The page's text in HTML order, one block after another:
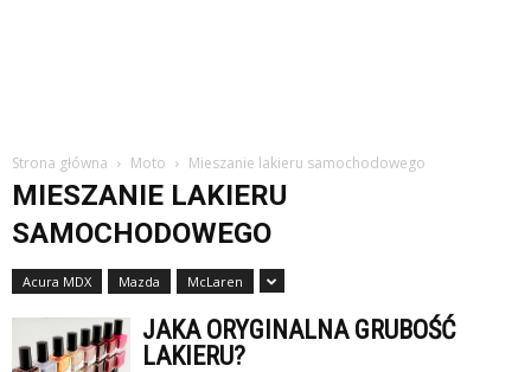
Strona główna Moto Mieszanie lakieru samochodowego
MIESZANIE LAKIERU
SAMOCHODOWEGO
Acura MDX Mazda McLaren
JAKA ORYGINALNA GRUBOŚĆ
LAKIERU?